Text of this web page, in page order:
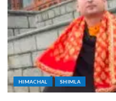
HIMACHAL SHIMLA